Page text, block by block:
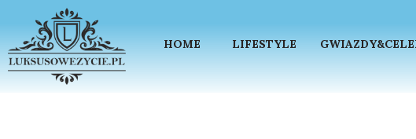
HOME LIFESTYLE